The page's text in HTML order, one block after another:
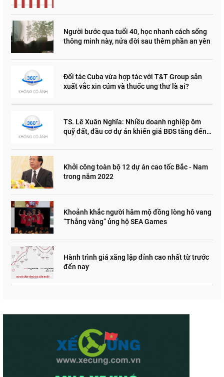
Người bước qua tuổi 40, học nhanh cách sống
thông minh này, nửa đời sau thêm phần an yên
Đối tác Cuba vừa hợp tác với T&T Group sản
xuất vắc xin cúm và thuốc ung thư là ai?
TS. Lê Xuân Nghĩa: Nhiều doanh nghiệp ôm
quỹ đất, đầu cơ dự án khiến giá BĐS tăng đến
Khởi công toàn bộ 12 dự án cao tốc Bắc - Nam
trong năm 2022
Khoảnh khắc người hâm mộ đồng lòng hô vang
“Thắng vàng” ủng hộ SEA Games
Hành trình giá xăng lập đỉnh cao nhất từ trước
đến nay